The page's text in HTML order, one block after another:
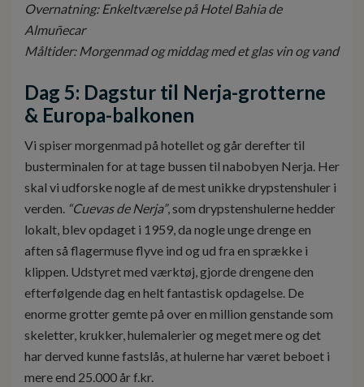
Overnatning: Enkeltværelse på Hotel Bahia de
Almuñecar
Måltider: Morgenmad og middag med et glas vin og vand
Dag 5: Dagstur til Nerja-grotterne
& Europa-balkonen
Vi spiser morgenmad på hotellet og går derefter til
busterminalen for at tage bussen til nabobyen Nerja. Her
skal vi udforske nogle af de mest unikke drypstenshuler i
verden. “Cuevas de Nerja”, som drypstenshulerne hedder
lokalt, blev opdaget i 1959, da nogle unge drenge en
aften så flagermuse flyve ind og ud fra en sprække i
klippen. Udstyret med værktøj, gjorde drengene den
efterfølgende dag en helt fantastisk opdagelse. De
enorme grotter gemte på over en million genstande som
skeletter, krukker, hulemalerier og meget mere og det
har derved kunne fastslås, at hulerne har været beboet i
mere end 25.000 år f.kr.